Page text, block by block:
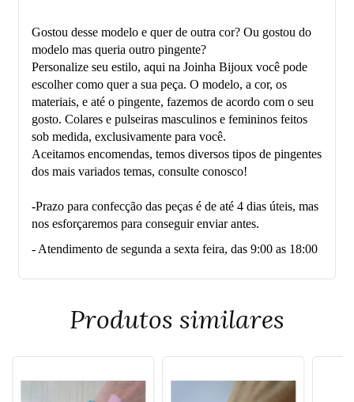
Gostou desse modelo e quer de outra cor? Ou gostou do
modelo mas queria outro pingente?
Personalize seu estilo, aqui na Joinha Bijoux você pode
escolher como quer a sua peça. O modelo, a cor, os
materiais, e até o pingente, fazemos de acordo com o seu
gosto. Colares e pulseiras masculinos e femininos feitos
sob medida, exclusivamente para você.
Aceitamos encomendas, temos diversos tipos de pingentes
dos mais variados temas, consulte conosco!
-Prazo para confecção das peças é de até 4 dias úteis, mas
nos esforçaremos para conseguir enviar antes.
- Atendimento de segunda a sexta feira, das 9:00 as 18:00
Produtos similares